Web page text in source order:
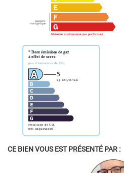
CE BIEN VOUS EST PRÉSENTÉ PAR :